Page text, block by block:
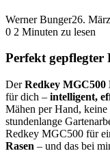
Werner Bunger26.
0 2 Minuten zu lesen
Perfekt gepflegter
DerRedkey
für dich – intelligent,
Mähen per Hand,
stundenlange
Redkey MGC500 für
Rasen – und das bei